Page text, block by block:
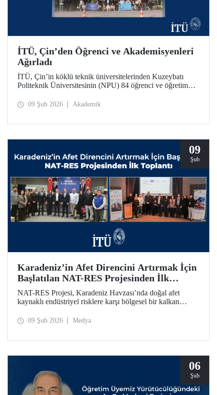
İTÜ, Çin’den Öğrenci ve Akademisyenleri
Ağırladı
İTÜ, Çin’in köklü teknik üniversitelerinden Kuzeybatı
Politeknik Üniversitesinin (NPU) 84 öğrenci ve öğretim
arasındaki akademik iş birliği olanakları değerlendirildi.
09 Şub 2026 Akademik
09
Şub
Karadeniz’in Afet Direncini Artırmak İçin
Başlatılan NAT-RES Projesinden İlk
Toplantı
NAT-RES Projesi, Karadeniz Havzası’nda doğal afet
kaynaklı endüstriyel risklere karşı bölgesel bir kalkan
Yunanistan ve Ukrayna’dan paydaş kurumların iş birliğiyle
09 Şub 2026 Medya
06
Şub